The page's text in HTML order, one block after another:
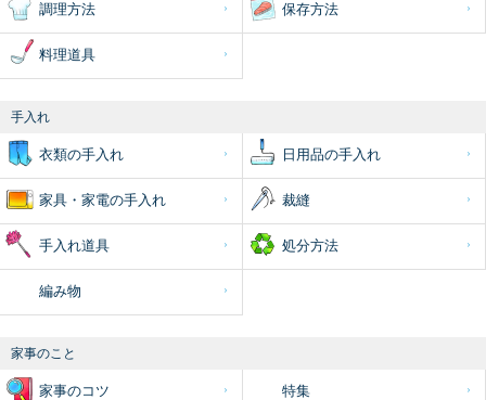
調理方法 保存方法
料理道具
手入れ
衣類の手入れ 日用品の手入れ
家具・家電の手入れ 裁縫
手入れ道具 処分方法
編み物
家事のこと
家事のコツ 特集